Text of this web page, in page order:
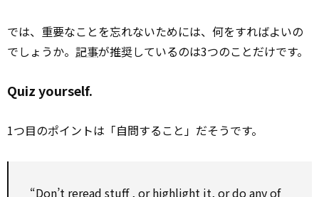
では、重要なことを忘れないためには、何をすればよいの
でしょうか。 記事が推奨しているのは3つのことだけです。
Quiz yourself.
1つ目のポイントは「自問すること」だそうです。
“Don’t reread stuff, orhighlight it, or doanyof